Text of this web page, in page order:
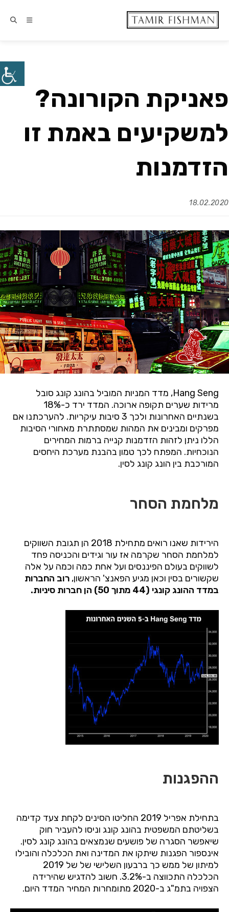
פאניקת הקורונה?
למשקיעים באמת זו
הזדמנות
18.02.2020
Hang Seng, מדד המניות המוביל בהונג קונג סובל
מרידות שערים תקופה ארוכה. המדד ירד כ-18%
בשנתיים האחרונות ולכך 3 סיבות עיקריות. להערכתנו אם
מפרקים ומבינים את המהות שמסתתרת מאחורי הסיבות
הללו ניתן לזהות הזדמנות קנייה ברמות המחירים
הנוכחיות. המפתח לכך טמון בהבנת מערכת היחסים
המורכבת בין הונג קונג לסין.
מלחמת הסחר
הירידות שאנו רואים מתחילת 2018 הן תגובת השווקים
למלחמת הסחר שקרמה אז עור וגידים והכניסה פחד
לשווקים בעולם הפיננסים ועל אחת כמה וכמה על אלה
שקשורים בסין וכאן מגיע הפאנצ' הראשון, רוב החברות
במדד ההונג קונגי (44 מתוך 50) הן חברות סיניות.
ההפגנות
בתחילת אפריל 2019 החליטו הסינים לקחת צעד קדימה
בשליטתם המשפטית בהונג קונג וניסו להעביר חוק
שיאפשר הסגרה של פושעים שנמצאים בהונג קונג לסין.
אינספור הפגנות שיתקו את המדינה ואת הכלכלה והובילו
למיתון של ממש כך ברבעון השלישי של של 2019
הכלכלה התכווצה ב-3.2%. חשוב להדגיש שהירידה
הצפויה בתמ"ג ב-2020 מתומחרות המחיר המדד היום.